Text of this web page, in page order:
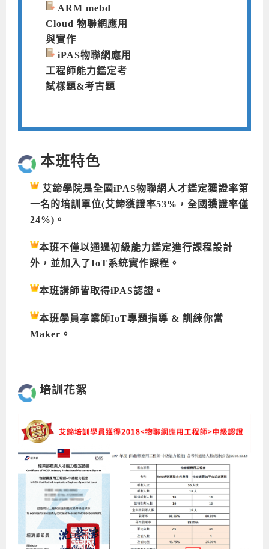
ARM mebd
Cloud 物聯網應用
與實作
iPAS物聯網應用
工程師能力鑑定考
試樣題&考古題
本班特色
艾鍗學院是全國iPAS物聯網人才鑑定獲證率第
一名的培訓單位(艾鍗獲證率53%，全國獲證率僅
24%)。
本班不僅以通過初級能力鑑定進行課程設計
外，並加入了IoT系統實作課程。
本班講師皆取得iPAS認證。
本班學員享業師IoT專題指導 & 訓練你當
Maker。
培訓花絮